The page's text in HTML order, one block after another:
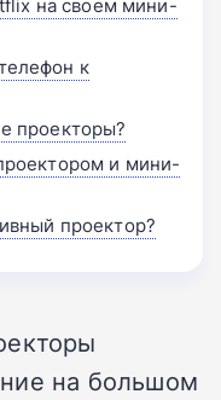
на своем мини-
к
проекторы?
и мини-
проектор?
на большом